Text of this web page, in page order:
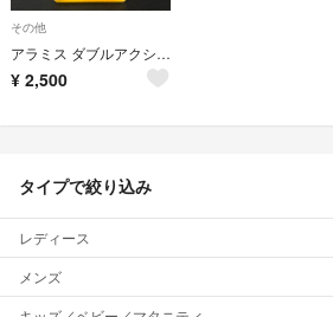
その他
アラミス ダブルアクション トニック メンズ 整髪料 頭皮ケア フケ防止
¥ 2,500
タイプで絞り込み
レディース
メンズ